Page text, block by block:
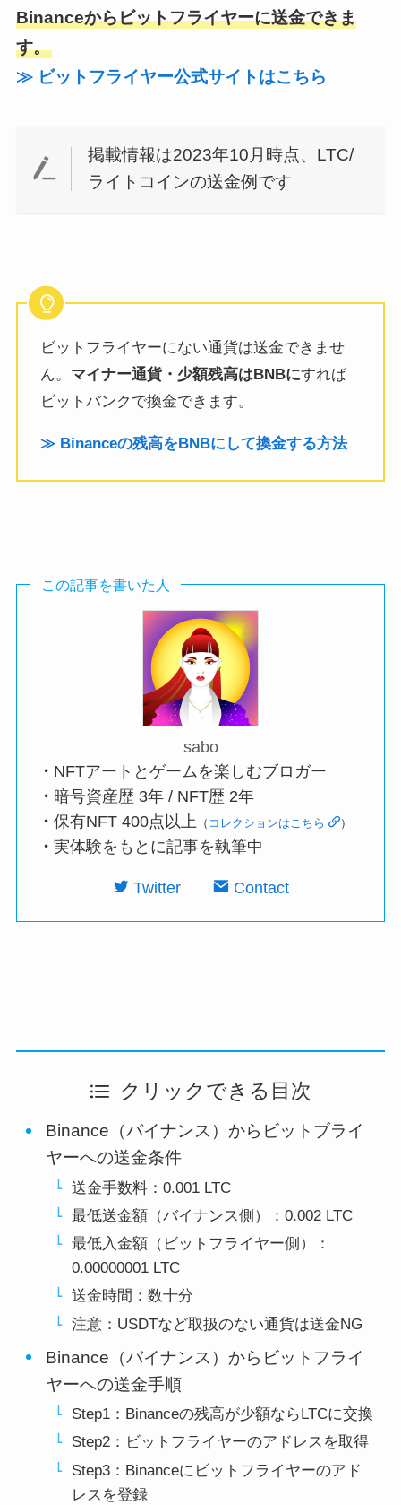
Binanceからビットフライヤーに送金できま
す。
≫ ビットフライヤー公式サイトはこちら
掲載情報は2023年10月時点、LTC/
ライトコインの送金例です
ビットフライヤーにない通貨は送金できませ
ん。 マイナー通貨・少額残高はBNBにすれば
ビットバンクで換金できます。
≫ Binanceの残高をBNBにして換金する方法
この記事を書いた人
sabo
・ NFTアートとゲームを楽しむブロガー
・ 暗号資産歴 3年 / NFT歴 2年
・保有NFT 400点以上 （ コレクションはこちら ）
・実体験をもとに記事を執筆中
Twitter Contact
クリックできる目次
Binance（バイナンス）からビットブライ
ヤーへの送金条件
送金手数料：0.001 LTC
最低送金額（バイナンス側）：0.002 LTC
最低入金額（ビットフライヤー側）：
0.00000001 LTC
送金時間：数十分
注意：USDTなど取扱のない通貨は送金NG
Binance（バイナンス）からビットフライ
ヤーへの送金手順
Step1：Binanceの残高が少額ならLTCに交換
Step2：ビットフライヤーのアドレスを取得
Step3：Binanceにビットフライヤーのアド
レスを登録